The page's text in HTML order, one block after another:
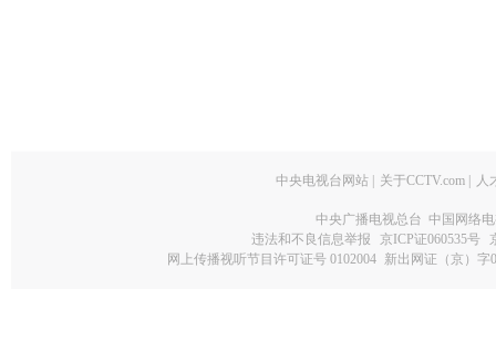
中央电视台网站 关于CCTV.com 人
中央广播电视总台 中国网络
违法和不良信息举报
京ICP证060535号
网上传播视听节目许可证号 0102004 新出网证（京）